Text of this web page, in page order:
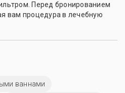
Перед бронированием
вам процедура в лечебную
ваннами